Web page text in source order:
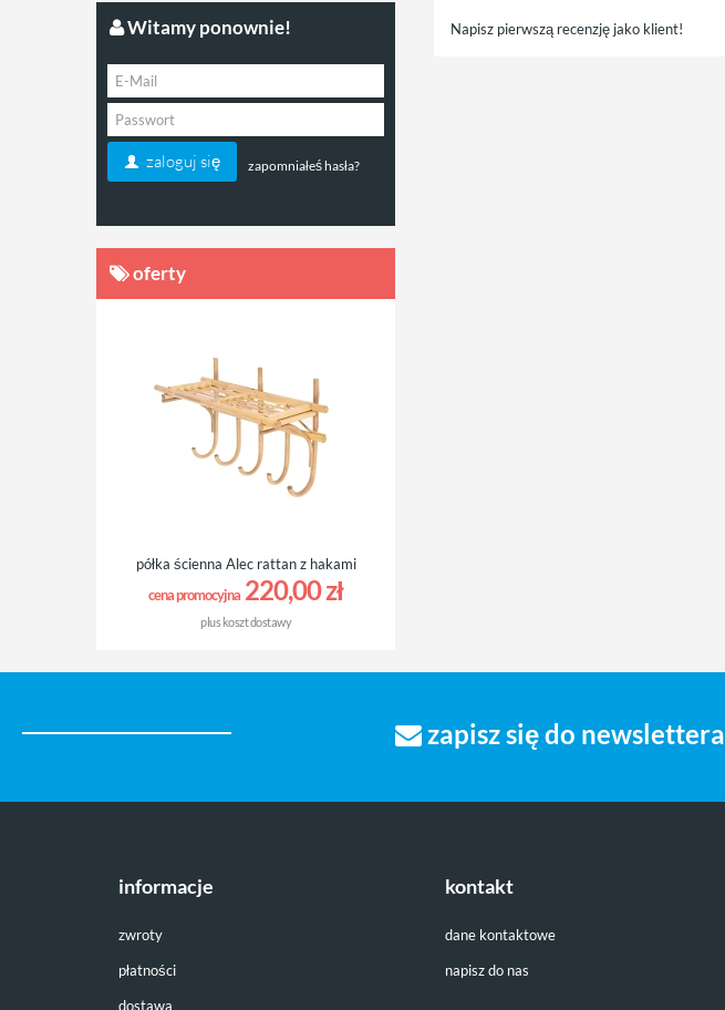
Napisz pierwszą recenzję jako klient!
Witamy ponownie!
zaloguj się zapomniałeś hasła?
oferty
półka ścienna Alec rattan z hakami
cena promocyjna 220,00 zł
pluskoszt dostawy
zapisz się do newslettera
informacje
zwroty
płatności
dostawa
kontakt
dane kontaktowe
napisz do nas